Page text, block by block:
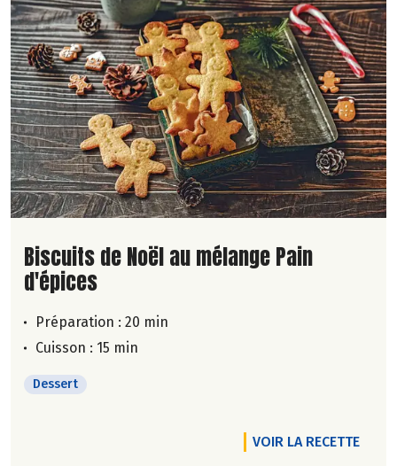
Lire la suite de la recette
Biscuits de Noël au mélange Pain
d'épices
Préparation : 20 min
Cuisson : 15 min
Dessert
VOIR LA RECETTE